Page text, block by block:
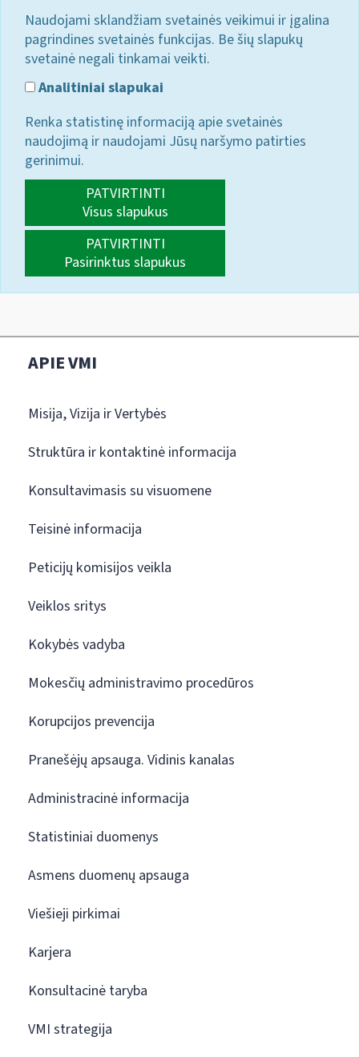
Naudojami sklandžiam svetainės veikimui ir įgalina
pagrindines svetainės funkcijas. Be šių slapukų
svetainė negali tinkamai veikti.
Analitiniai slapukai
Renka statistinę informaciją apie svetainės
naudojimą ir naudojami Jūsų naršymo patirties
gerinimui.
PATVIRTINTI
Visus slapukus
PATVIRTINTI
Pasirinktus slapukus
APIE VMI
Misija, Vizija ir Vertybės
Struktūra ir kontaktinė informacija
Konsultavimasis su visuomene
Teisinė informacija
Peticijų komisijos veikla
Veiklos sritys
Kokybės vadyba
Mokesčių administravimo procedūros
Korupcijos prevencija
Pranešėjų apsauga. Vidinis kanalas
Administracinė informacija
Statistiniai duomenys
Asmens duomenų apsauga
Viešieji pirkimai
Karjera
Konsultacinė taryba
VMI strategija